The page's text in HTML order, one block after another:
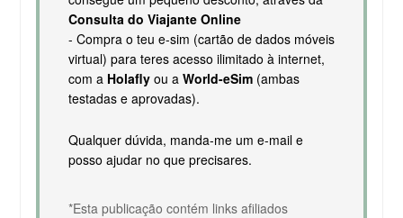
Consulta do Viajante Online
- Compra o teu e-sim (cartão de dados móveis
virtual) para teres acesso ilimitado à internet,
com a Holaflyou a World-eSim(ambas
testadas e aprovadas).
Qualquer dúvida, manda-me um e-mail e
posso ajudar no que precisares.
*Esta publicação contém links afiliados